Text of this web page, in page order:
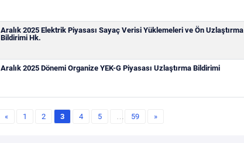
Aralık 2025 Elektrik Piyasası Sayaç Verisi Yüklemeleri ve Ön Uzlaştırma
Bildirimi Hk.
Aralık 2025 Dönemi Organize YEK-G Piyasası Uzlaştırma Bildirimi
« 1 2 3 4 5 … 59 »